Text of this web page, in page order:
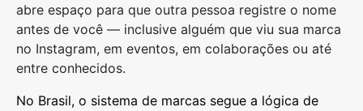
abre espaço para que outra pessoa registre o nome
antes de você — inclusive alguém que viu sua marca
no Instagram, em eventos, em colaborações ou até
entre conhecidos.
No Brasil, o sistema de marcas segue a lógica de